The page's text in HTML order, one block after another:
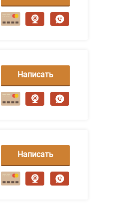
сообщение
Написать
сообщение
Написать
сообщение